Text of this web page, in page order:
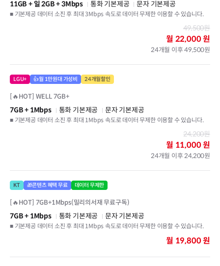
11GB + 일 2GB+ 3Mbps 통화 기본제공
문자 기본제공
■ 기본제공 데이터 소진 후 최대 3Mbps 속도로 데이터 무제한 이용할 수 있습니다.
49,500원
월 22,000 원
24개월 이후 49,500원
LGU+ 👍월 1만원대 가성비 24개월할인
[🔥HOT] WELL 7GB+
7GB+ 1Mbps 통화 기본제공
문자 기본제공
■ 기본제공 데이터 소진 후 최대 1Mbps 속도로 데이터 무제한 이용할 수 있습니다.
24,200원
월 11,000 원
24개월 이후 24,200원
KT 🎁콘텐츠 혜택 무료 데이터 무제한
[🔥HOT] 7GB+1Mbps(밀리의서재 무료구독)
7GB+ 1Mbps 통화 기본제공
문자 기본제공
■ 기본제공 데이터 소진 후 최대 1Mbps 속도로 데이터 무제한 이용할 수 있습니다.
월 19,800 원